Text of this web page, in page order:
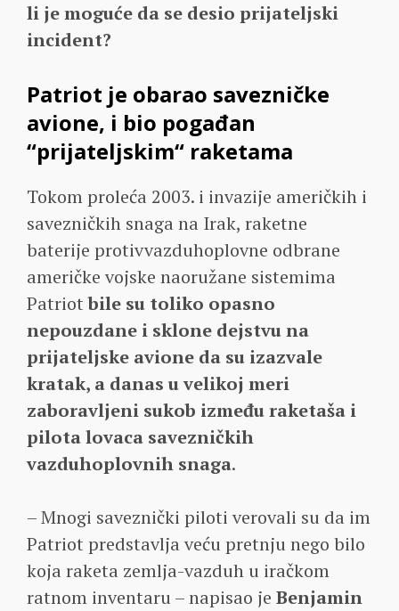
li je moguće da se desio prijateljski
incident?
Patriot je obarao savezničke
avione, i bio pogađan
“prijateljskim“ raketama
Tokom proleća 2003. i invazije američkih i
savezničkih snaga na Irak, raketne
baterije protivvazduhoplovne odbrane
američke vojske naoružane sistemima
Patriotbile su toliko opasno
nepouzdane i sklone dejstvu na
prijateljske avione da su izazvale
kratak, a danas u velikoj meri
zaboravljeni sukob između raketaša i
pilota lovaca savezničkih
vazduhoplovnih snaga.
– Mnogi saveznički piloti verovali su da im
Patriot predstavlja veću pretnju nego bilo
koja raketa zemlja-vazduh u iračkom
ratnom inventaru – napisao je Benjamin